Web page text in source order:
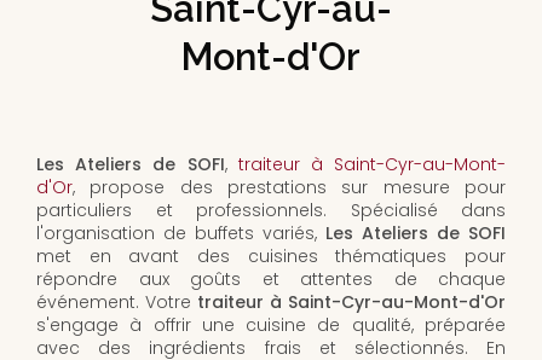
Saint-Cyr-au-
Mont-d'Or
Les Ateliers de SOFI, traiteur à Saint-Cyr-au-Mont-
d'Or, propose des prestations sur mesure pour
particuliers et professionnels. Spécialisé dans
l'organisation de buffets variés, Les Ateliers de SOFI
met en avant des cuisines thématiques pour
répondre aux goûts et attentes de chaque
événement. Votre traiteur à Saint-Cyr-au-Mont-d'Or
s'engage à offrir une cuisine de qualité, préparée
avec des ingrédients frais et sélectionnés. En